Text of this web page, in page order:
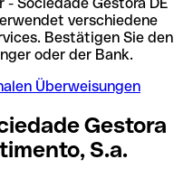
verschiedene
Bestätigen Sie den
oder der Bank.
Überweisungen
Gestora
S.a.